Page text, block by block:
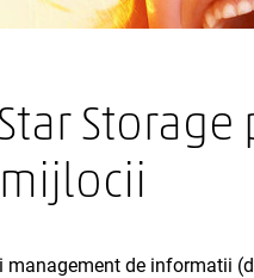
de informatii